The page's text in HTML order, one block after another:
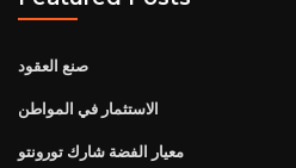
صنع العقود
الاستثمار في المواطن
معيار الفضة شارك تورونتو